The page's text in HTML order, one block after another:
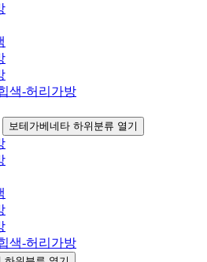
색-허리가방
보테가베네타 하위분류 열기
색-허리가방